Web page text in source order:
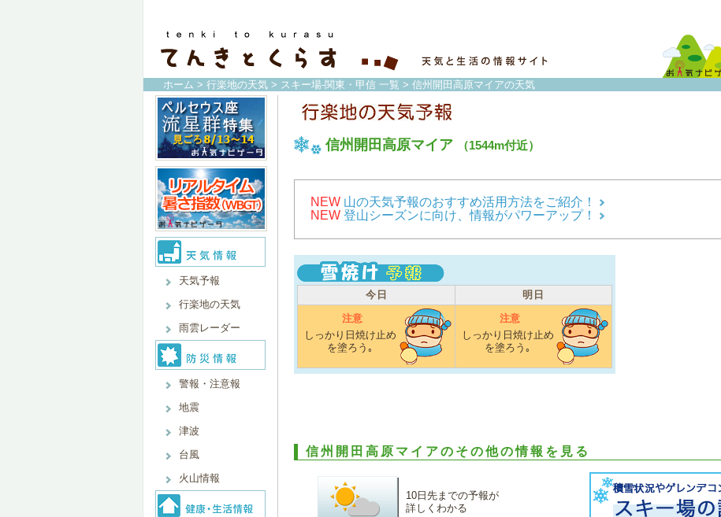
ホーム > 行楽地の天気 > スキー場-関東・甲信 一覧 > 信州開田高原マイアの天気
天気予報
行楽地の天気
雨雲レーダー
警報・注意報
地震
津波
台風
火山情報
信州開田高原マイア （1544m付近）
NEW 山の天気予報のおすすめ活用方法をご紹介！
NEW 登山シーズンに向け、情報がパワーアップ！
今日
明日
注意
しっかり日焼け止め
を塗ろう｡
注意
しっかり日焼け止め
を塗ろう｡
信州開田高原マイアのその他の情報を見る
10日先までの予報が
詳しくわかる